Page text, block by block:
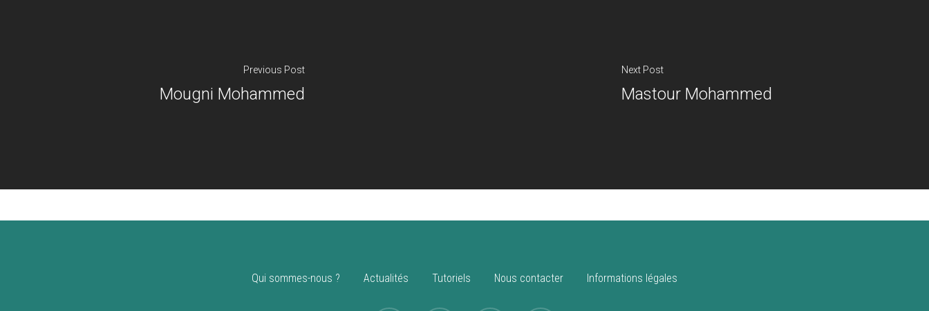
Previous Post
Mougni Mohammed
Next Post
Mastour Mohammed
Qui sommes-nous ? Actualités Tutoriels Nous contacter Informations légales